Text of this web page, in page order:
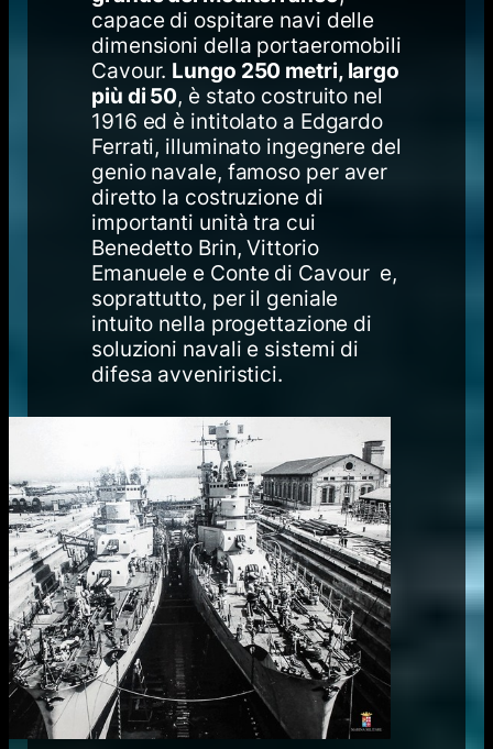
capace di ospitare navi delle
dimensioni della portaeromobili
Cavour. Lungo 250 metri, largo
più di 50, è stato costruito nel
1916 ed è intitolato a Edgardo
Ferrati, illuminato ingegnere del
genio navale, famoso per aver
diretto la costruzione di
importanti unità tra cui
Benedetto Brin, Vittorio
Emanuele e Conte di Cavour e,
soprattutto, per il geniale
intuito nella progettazione di
soluzioni navali e sistemi di
difesa avveniristici.